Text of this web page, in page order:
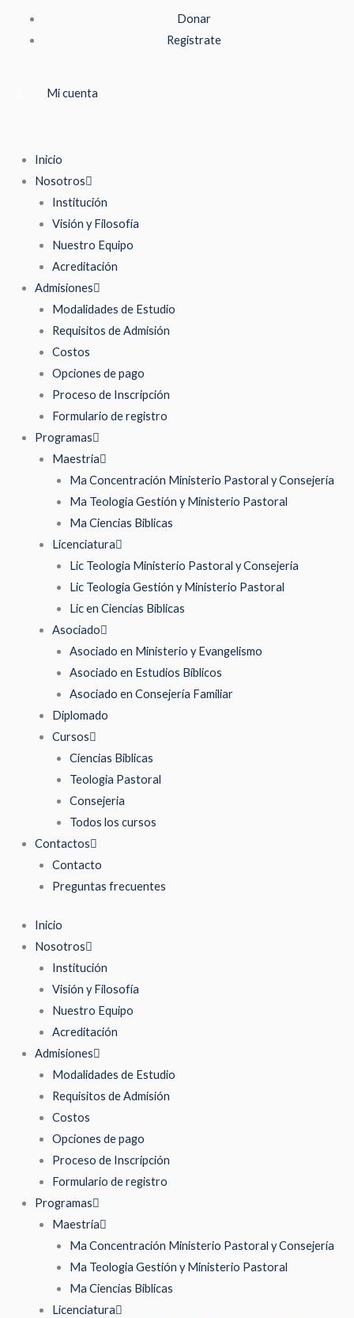
Donar
Registrate
Mi cuenta
Inicio
Nosotros
Institución
Visión y Filosofía
Nuestro Equipo
Acreditación
Admisiones
Modalidades de Estudio
Requisitos de Admisión
Costos
Opciones de pago
Proceso de Inscripción
Formulario de registro
Programas
Maestria
Ma Concentración Ministerio Pastoral y Consejería
Ma Teologia Gestión y Ministerio Pastoral
Ma Ciencias Biblicas
Licenciatura
Lic Teologia Ministerio Pastoral y Consejeria
Lic Teologia Gestión y Ministerio Pastoral
Lic en Ciencias Bíblicas
Asociado
Asociado en Ministerio y Evangelismo
Asociado en Estudios Bíblicos
Asociado en Consejería Familiar
Diplomado
Cursos
Ciencias Biblicas
Teologia Pastoral
Consejeria
Todos los cursos
Contactos
Contacto
Preguntas frecuentes
Inicio
Nosotros
Institución
Visión y Filosofía
Nuestro Equipo
Acreditación
Admisiones
Modalidades de Estudio
Requisitos de Admisión
Costos
Opciones de pago
Proceso de Inscripción
Formulario de registro
Programas
Maestria
Ma Concentración Ministerio Pastoral y Consejería
Ma Teologia Gestión y Ministerio Pastoral
Ma Ciencias Biblicas
Licenciatura